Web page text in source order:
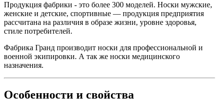
Продукция фабрики - это более 300 моделей. Носки мужские,
женские и детские, спортивные — продукция предприятия
рассчитана на различия в образе жизни, уровне здоровья,
стиле потребителей.
Фабрика Гранд производит носки для профессиональной и
военной экипировки. А так же носки медицинского
назначения.
Особенности и свойства